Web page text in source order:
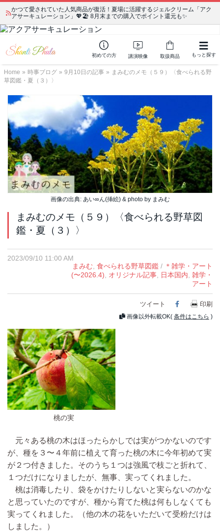
かつて愛されていた人気商品が復活！夏場に活躍するジェルクリーム「アク
アサーキュレーション」💖🏖️ 8月末までの購入でポイント還元も✨
初めての方 講演映像 取扱商品 もっと探す
Home » 時事ブログ » 9月10日の記事 » まみむのメモ（５９）〈食べられる野
草図鑑・夏（３）〉
画像の出典: あい∞ん(挿絵) & photo by まみむ
まみむのメモ（５９）〈食べられる野草図
鑑・夏（３）〉
2023/09/10 11:00 AM
まみむ, 食べられる野草図鑑 / ＊雑学・アート
(〜2026.4), オリジナル記事, 日本国内, 雑学・
アート
ツイート Facebook
印刷
画像以外転載OK( 条件はこちら )
桃の実
元々ある桃の木はほったらかしでは実がつかないのです
が、種を３〜４年前に植えて育った桃の木に今年初めて実
が２つ付きました。そのうち１つは強風で枝ごと折れて、
１つだけになりましたが、無事、実ってくれました。
桃は消毒したり、袋をかけたりしないと実らないのかな
と思っていたのですが、種から育てた桃は何もしなくても
実ってくれました。（他の木の花をいただいて受粉だけは
しました。）